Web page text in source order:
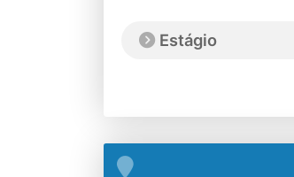
Estágio